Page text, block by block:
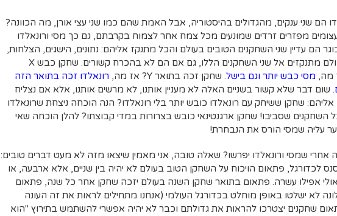
הם שני ענקים, מהגדולים בהיסטוריה, אבל האמת שהם כמו שני עצי אורן, מה הכוונה?
עצומים מפזרים זרדים שמונעים מכל צמח אחר לצמוח בקרבתם, גם כך מסי ורונאלדו
הם עדיין שני השחקנים הטובים בעולם והכל מתנקז אליהם: נתונים, הישגים, הצלחות,
כשלונות, כולם מתנקזים אל שני השחקנים הללו, גם אם הם לא בהכרח קשורים. שחקן כבש X
מה, מסי כבש יותר וגם בישל. שחקן זכה בתואר Y? אז מה,
רונאלדו זכה בתואר הזה
. שום דבר שלא קשור בשניים האלה לא מעניין אותנו, לא מרשים אותנו, אלא אם נצליח
שחקן ששיחק עם רונאלדו כובש יותר בלי רונאלדו? הנה הוכחה ניצחת שרונאלדו
השחקנים שסביבו! שחקן ארגנטינאי כובש בצרורות במדי קבוצתו? להלן הוכחה שאי
עליה שמסי הורס את הנבחרת!
אחרי שמסי ורונאלדו יפרשו? שאלה טובה, אני מאמין שיצאו מזה לא מעט דברים טובים:
לכדורגל, פתאום הויכוח על השחקן הטוב בעולם לא יהיה בין שניים, אלא ארבעה, או
אפילו עשרה. פתאום בתואר שחקן השנה בעולם יזכה שחקן אחר כל שנה, פתאום
לא ישלטו באופן מוחלט בכדורגל העולמי (אנחנו מתחילים לראות את זה העונה
שחקנים יצטרכו להראות את גדולתם וכבר לא יהיה אפשרי להשתמש בתירוץ "הוא